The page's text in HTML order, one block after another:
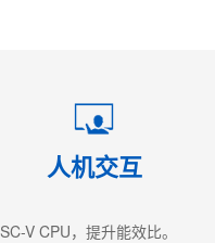
人机交互
V CPU，提升能效比。